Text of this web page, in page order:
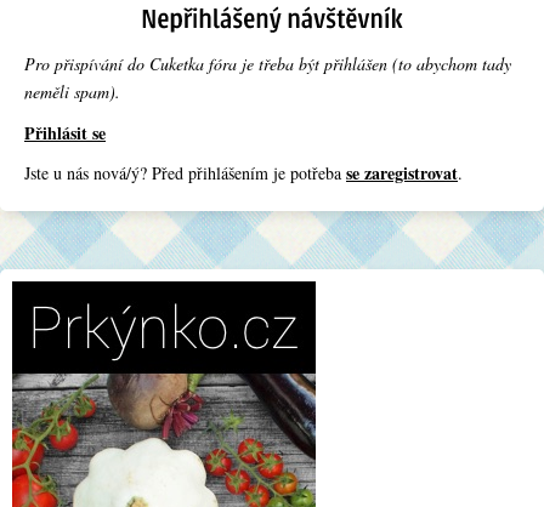
Pro přispívání do Cuketka fóra je třeba být přihlášen (to abychom tady
neměli spam).
Přihlásit se
Jste u nás nová/ý? Před přihlášením je potřeba se zaregistrovat.